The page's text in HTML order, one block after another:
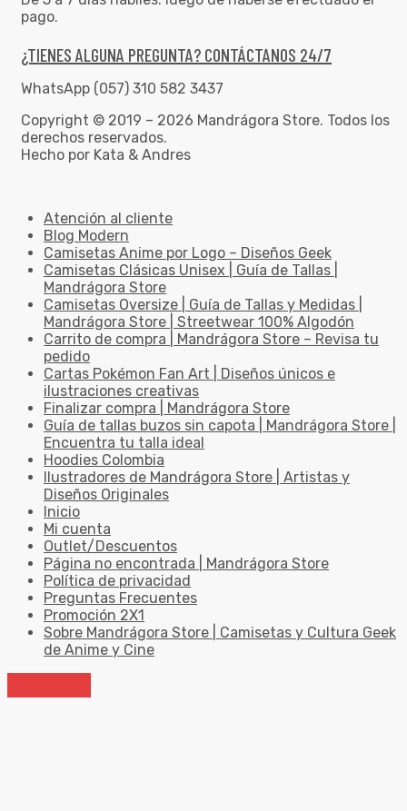
pago.
¿TIENES ALGUNA PREGUNTA? CONTÁCTANOS 24/7
WhatsApp (057) 310 582 3437
Copyright © 2019 – 2026 Mandrágora Store. Todos los
derechos reservados.
Hecho por Kata & Andres
Atención al cliente
Blog Modern
Camisetas Anime por Logo – Diseños Geek
Camisetas Clásicas Unisex | Guía de Tallas |
Mandrágora Store
Camisetas Oversize | Guía de Tallas y Medidas |
Mandrágora Store | Streetwear 100% Algodón
Carrito de compra | Mandrágora Store – Revisa tu
pedido
Cartas Pokémon Fan Art | Diseños únicos e
ilustraciones creativas
Finalizar compra | Mandrágora Store
Guía de tallas buzos sin capota | Mandrágora Store |
Encuentra tu talla ideal
Hoodies Colombia
Ilustradores de Mandrágora Store | Artistas y
Diseños Originales
Inicio
Mi cuenta
Outlet/Descuentos
Página no encontrada | Mandrágora Store
Política de privacidad
Preguntas Frecuentes
Promoción 2X1
Sobre Mandrágora Store | Camisetas y Cultura Geek
de Anime y Cine